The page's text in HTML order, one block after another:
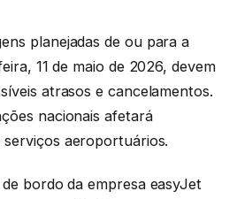
planejadas de ou para a
11 de maio de 2026, devem
atrasos e cancelamentos.
nacionais afetará
serviços aeroportuários.
bordo da empresa easyJet